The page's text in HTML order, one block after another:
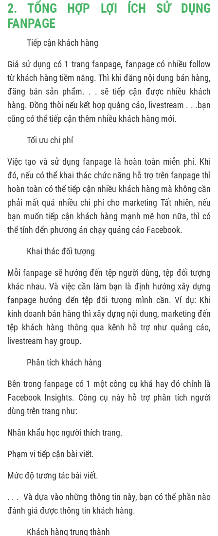
2. TỔNG HỢP LỢI ÍCH SỬ DỤNG
FANPAGE
Tiếp cận khách hàng
Giả sử dụng có 1 trang fanpage, fanpage có nhiều follow
từ khách hàng tiềm năng. Thì khi đăng nội dung bán hàng,
đăng bán sản phẩm. . . sẽ tiếp cận được nhiều khách
hàng. Đồng thời nếu kết hợp quảng cáo, livestream . . .bạn
cũng có thể tiếp cận thêm nhiều khách hàng mới.
Tối ưu chi phí
Việc tạo và sử dụng fanpage là hoàn toàn miễn phí. Khi
đó, nếu có thể khai thác chức năng hỗ trợ trên fanpage thì
hoàn toàn có thể tiếp cận nhiều khách hàng mà không cần
phải mất quá nhiều chi phí cho marketing Tất nhiên, nếu
bạn muốn tiếp cận khách hàng mạnh mẽ hơn nữa, thì có
thể tính đến phương án chạy quảng cáo Facebook.
Khai thác đối tượng
Mỗi fanpage sẽ hướng đến tệp người dùng, tệp đối tượng
khác nhau. Và việc cần làm bạn là định hướng xây dựng
fanpage hướng đến tệp đối tượng mình cần. Ví dụ: Khi
kinh doanh bán hàng thì xây dựng nội dung, marketing đến
tệp khách hàng thông qua kênh hỗ trợ như quảng cáo,
livestream hay group.
Phân tích khách hàng
Bên trong fanpage có 1 một công cụ khá hay đó chính là
Facebook Insights. Công cụ này hỗ trợ phân tích người
dùng trên trang như:
Nhân khẩu học người thích trang.
Phạm vi tiếp cận bài viết.
Mức độ tương tác bài viết.
. . . Và dựa vào những thông tin này, bạn có thể phần nào
đánh giá được thông tin khách hàng.
Khách hàng trung thành